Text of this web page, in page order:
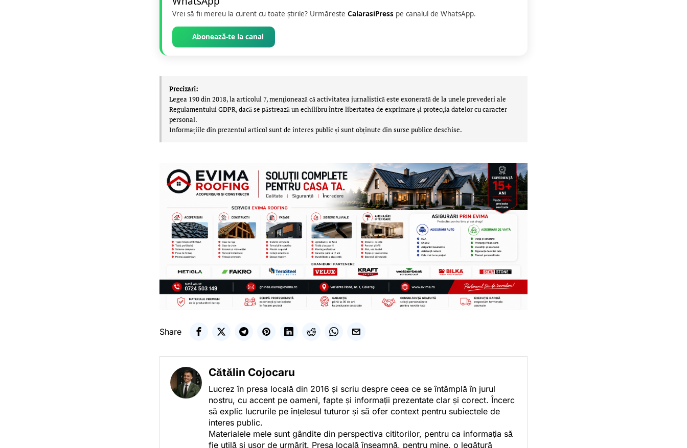
Vrei să fii mereu la curent cu toate știrile? Urmăreste CalarasiPress pe canalul de WhatsApp.
Abonează-te la canal
Precizări:
Legea 190 din 2018, la articolul 7, menţionează că activitatea jurnalistică este exonerată de la unele prevederi ale
Regulamentului GDPR, dacă se păstrează un echilibru între libertatea de exprimare şi protecţia datelor cu caracter
personal.
Informațiile din prezentul articol sunt de interes public și sunt obținute din surse publice deschise.
Share
Cătălin Cojocaru
Lucrez în presa locală din 2016 și scriu despre ceea ce se întâmplă în jurul
nostru, cu accent pe oameni, fapte și informații prezentate clar și corect. Încerc
să explic lucrurile pe înțelesul tuturor și să ofer context pentru subiectele de
interes public.
Materialele mele sunt gândite din perspectiva cititorilor, pentru ca informația să
fie utilă și ușor de urmărit. Presa locală înseamnă, pentru mine, o legătură